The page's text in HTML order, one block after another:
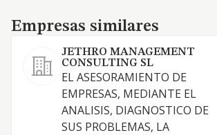
Empresas similares
Empresas similares
JETHRO MANAGEMENT
CONSULTING SL
EL ASESORAMIENTO DE
EMPRESAS, MEDIANTE EL
ANALISIS, DIAGNOSTICO DE
SUS PROBLEMAS, LA